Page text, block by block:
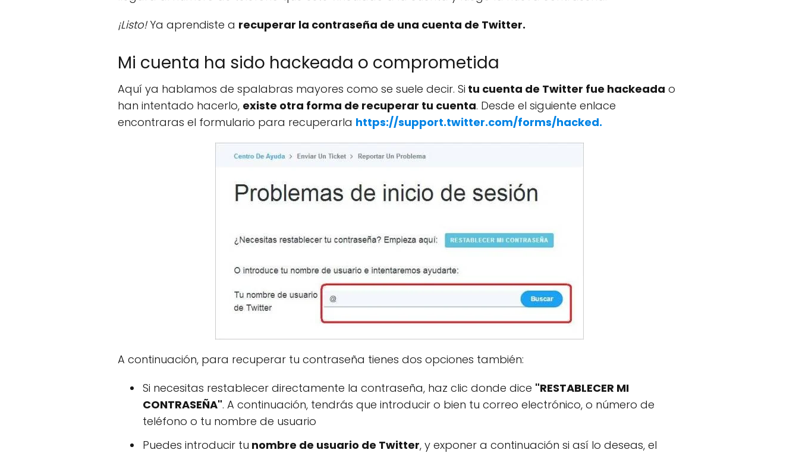
¡Listo!Ya aprendiste a recuperar la contraseña de una cuenta de Twitter.
Mi cuenta ha sido hackeada o comprometida
Aquí ya hablamos de spalabras mayores como se suele decir. Si tu cuenta de Twitter fue hackeada o
han intentado hacerlo, existe otra forma de recuperar tu cuenta. Desde el siguiente enlace
encontraras el formulario para recuperarla https://support.twitter.com/forms/hacked.
A continuación, para recuperar tu contraseña tienes dos opciones también:
Si necesitas restablecer directamente la contraseña, haz clic donde dice "RESTABLECER MI
CONTRASEÑA". A continuación, tendrás que introducir o bien tu correo electrónico, o número de
teléfono o tu nombre de usuario
Puedes introducir tu nombre de usuario de Twitter, y exponer a continuación si así lo deseas, el